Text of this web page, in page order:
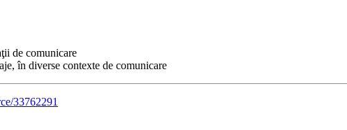
de comunicare
în diverse contexte de comunicare
33762291